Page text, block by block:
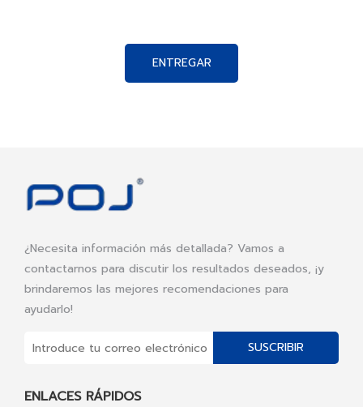
ENTREGAR
¿Necesita información más detallada? Vamos a
contactarnos para discutir los resultados deseados, ¡y
brindaremos las mejores recomendaciones para
ayudarlo!
SUSCRIBIR
ENLACES RÁPIDOS